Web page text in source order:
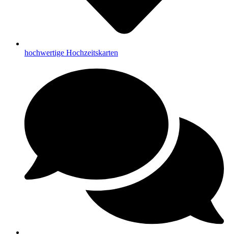
hochwertige Hochzeitskarten